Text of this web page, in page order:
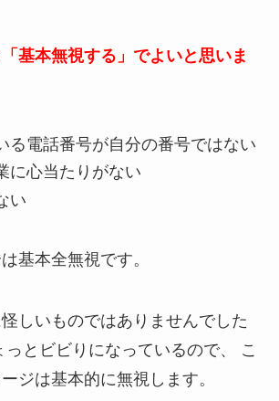
基本無視する」でよいと思いま
る電話番号が自分の番号ではない
に心当たりがない
い
基本全無視です。
しいものではありませんでした
とビビりになっているので、
こ
ジは基本的に無視します。